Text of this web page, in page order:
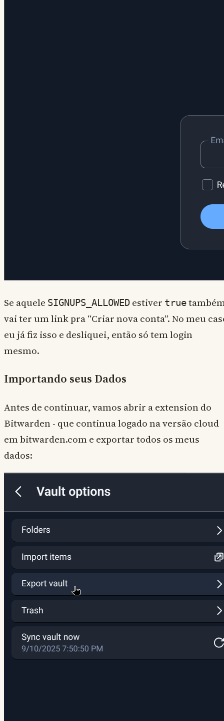
Se aquele SIGNUPS_ALLOWED estiver true
vai ter um link pra “Criar nova conta”. No meu
eu já fiz isso e desliquei, então só tem login
mesmo.
Importando seus Dados
Antes de continuar, vamos abrir a extension do
Bitwarden - que continua logado na versão cloud
em bitwarden.com e exportar todos os meus
dados: